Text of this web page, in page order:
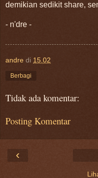
demikian sedikit share,
- n'dre -
andre di 15.02
Berbagi
Tidak ada komentar:
Posting Komentar
‹